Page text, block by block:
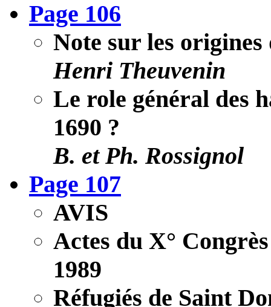
Page 106
Note sur les
Henri Theuvenin
Le role général des
1690 ?
B. et Ph. Rossignol
Page 107
AVIS
Actes du X°
1989
Réfugiés de Saint